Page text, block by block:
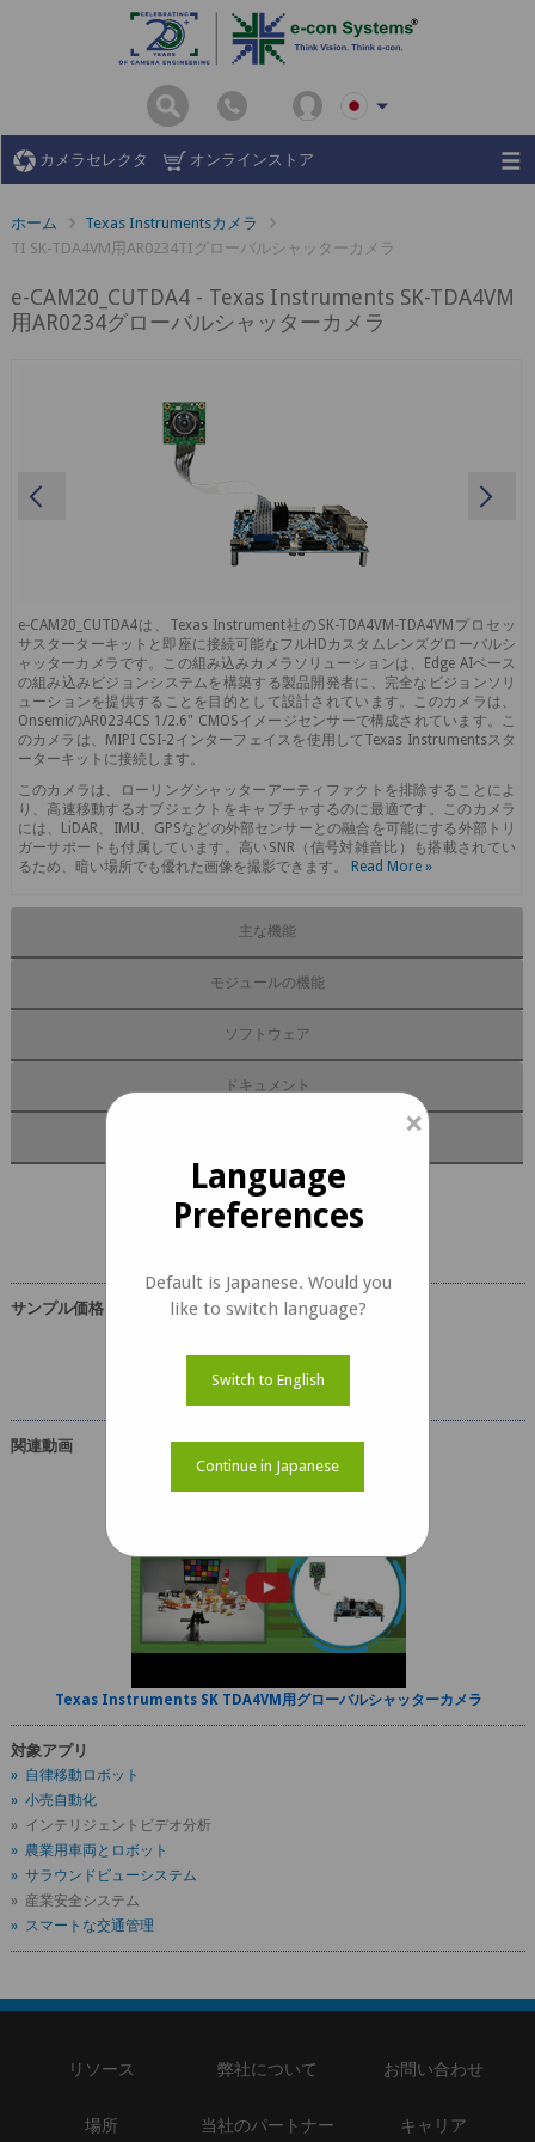
カメラセレクタ オンラインストア
ホーム
Texas Instrumentsカメラ
TI SK-TDA4VM用AR0234TIグローバルシャッターカメラ
e-CAM20_CUTDA4 - Texas Instruments SK-TDA4VM
用AR0234グローバルシャッターカメラ
e-CAM20_CUTDA4は、Texas Instrument社のSK-TDA4VM-TDA4VMプロセッ
サスターターキットと即座に接続可能なフルHDカスタムレンズグローバルシ
ャッターカメラです。この組み込みカメラソリューションは、Edge AIベース
の組み込みビジョンシステムを構築する製品開発者に、完全なビジョンソリ
ューションを提供することを目的として設計されています。このカメラは、
OnsemiのAR0234CS 1/2.6" CMOSイメージセンサーで構成されています。こ
のカメラは、MIPI CSI-2インターフェイスを使用してTexas Instrumentsスタ
ーターキットに接続します。
このカメラは、ローリングシャッターアーティファクトを排除することによ
り、高速移動するオブジェクトをキャプチャするのに最適です。このカメラ
には、LiDAR、IMU、GPSなどの外部センサーとの融合を可能にする外部トリ
ガーサポートも付属しています。高いSNR（信号対雑音比）も搭載されてい
るため、暗い場所でも優れた画像を撮影できます。
Read More »
主な機能
モジュールの機能
ソフトウェア
ドキュメント
e-CAM20_CUTDA4 ドキュメント
サンプル価格
関連動画
Texas Instruments SK TDA4VM用グローバルシャッターカメラ
対象アプリ
» 自律移動ロボット
» 小売自動化
» インテリジェントビデオ分析
» 農業用車両とロボット
» サラウンドビューシステム
» 産業安全システム
» スマートな交通管理
リソース 弊社について お問い合わせ
場所 当社のパートナー キャリア
×
Language
Preferences
Default is Japanese. Would you
like to switch language?
Switch to English
Continue in Japanese